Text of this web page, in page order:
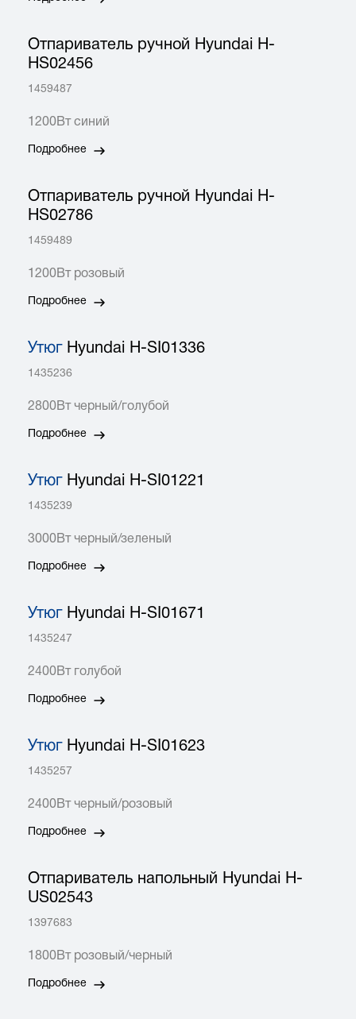
Отпариватель ручной Hyundai H-
HS02456
1459487
1200Вт синий
Подробнее
Отпариватель ручной Hyundai H-
HS02786
1459489
1200Вт розовый
Подробнее
УтюгHyundai H-SI01336
1435236
2800Вт черный/голубой
Подробнее
УтюгHyundai H-SI01221
1435239
3000Вт черный/зеленый
Подробнее
УтюгHyundai H-SI01671
1435247
2400Вт голубой
Подробнее
УтюгHyundai H-SI01623
1435257
2400Вт черный/розовый
Подробнее
Отпариватель напольный Hyundai H-
US02543
1397683
1800Вт розовый/черный
Подробнее